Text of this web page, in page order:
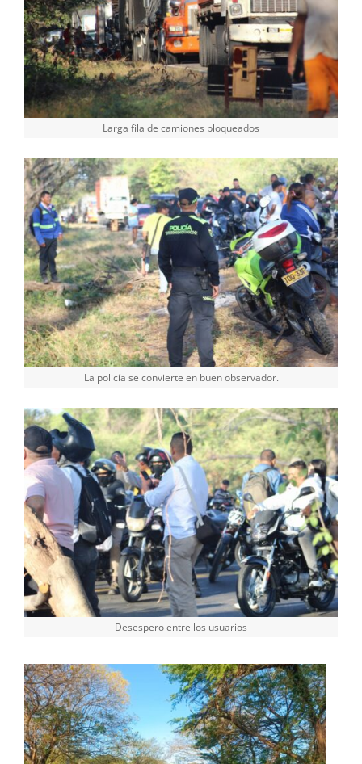
Larga fila de camiones bloqueados
La policía se convierte en buen observador.
Desespero entre los usuarios